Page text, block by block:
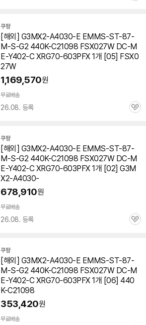
쿠팡
[해외] G3MX2-A4030-E EMMS-ST-87-
M-S-G2 440K-C21098 FSX027W DC-M
E-Y402-C XRG70-603PFX 1개 [05] FSX0
27W
1,169,570원
무료배송
26.08. 등록
관
쿠팡
[해외] G3MX2-A4030-E EMMS-ST-87-
M-S-G2 440K-C21098 FSX027W DC-M
E-Y402-C XRG70-603PFX 1개 [02] G3M
X2-A4030-
678,910원
무료배송
26.08. 등록
관
쿠팡
[해외] G3MX2-A4030-E EMMS-ST-87-
M-S-G2 440K-C21098 FSX027W DC-M
E-Y402-C XRG70-603PFX 1개 [06] 440
K-C21098
353,420원
무료배송